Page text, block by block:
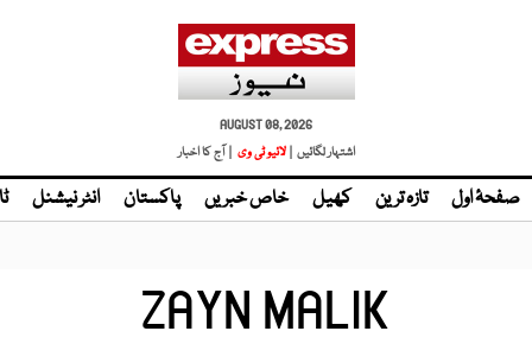
AUGUST 08, 2026
اشتہار لگائیں | لائیو ٹی وی | آج کا اخبار
صفحۂ اول تازہ ترین کھیل خاص خبریں پاکستان انٹر نیشنل
ZAYN MALIK